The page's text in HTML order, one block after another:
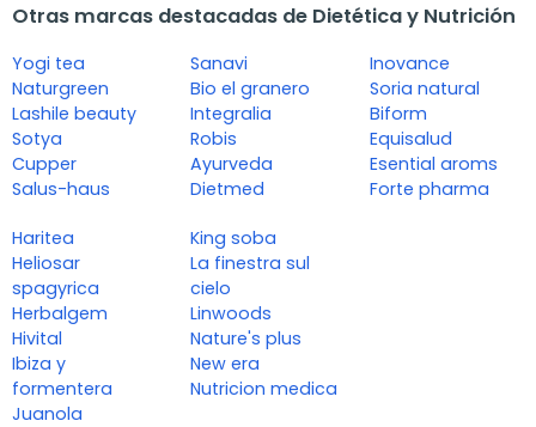
Otras marcas destacadas de Dietética y Nutrición
Yogi tea
Naturgreen
Lashile beauty
Sotya
Cupper
Salus-haus
Sanavi
Bio el granero
Integralia
Robis
Ayurveda
Dietmed
Inovance
Soria natural
Biform
Equisalud
Esential aroms
Forte pharma
Haritea
Heliosar
spagyrica
Herbalgem
Hivital
Ibiza y
formentera
Juanola
King soba
La finestra sul
cielo
Linwoods
Nature's plus
New era
Nutricion medica